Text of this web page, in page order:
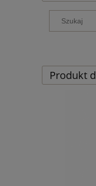
Produkt